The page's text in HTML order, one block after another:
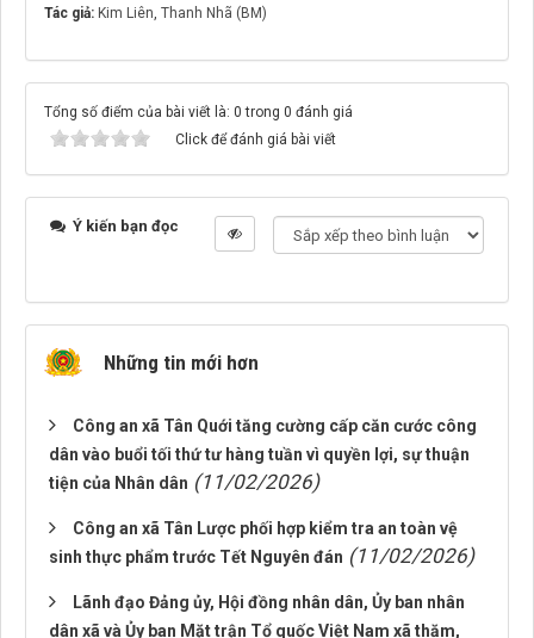
Tác giả: Kim Liên, Thanh Nhã (BM)
Tổng số điểm của bài viết là: 0 trong 0 đánh giá
Click để đánh giá bài viết
Ý kiến bạn đọc
Những tin mới hơn
Công an xã Tân Quới tăng cường cấp căn cước công
dân vào buổi tối thứ tư hàng tuần vì quyền lợi, sự thuận
tiện của Nhân dân (11/02/2026)
Công an xã Tân Lược phối hợp kiểm tra an toàn vệ
sinh thực phẩm trước Tết Nguyên đán (11/02/2026)
Lãnh đạo Đảng ủy, Hội đồng nhân dân, Ủy ban nhân
dân xã và Ủy ban Mặt trận Tổ quốc Việt Nam xã thăm,